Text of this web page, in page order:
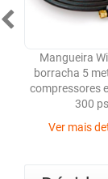
Mangueira
borracha 5
compressores
300
Ver mais